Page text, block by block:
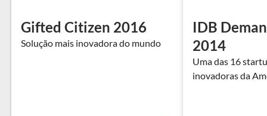
Gifted Citizen 2016
Solução mais inovadora do mundo
IDB
2014
Uma das 16
inovadoras da